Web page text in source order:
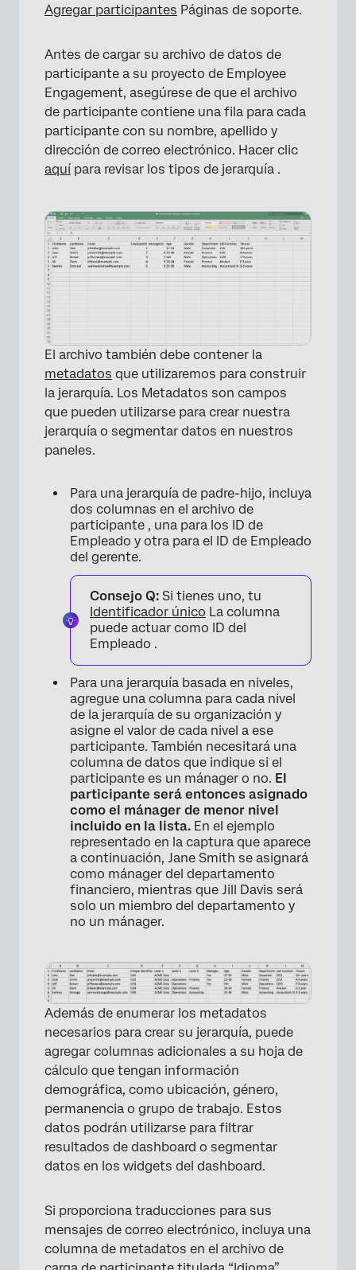
Agregar participantes Páginas de soporte.
Antes de cargar su archivo de datos de
participante a su proyecto de Employee
Engagement, asegúrese de que el archivo
de participante contiene una fila para cada
participante con su nombre, apellido y
dirección de correo electrónico. Hacer clic
aquí para revisar los tipos de jerarquía .
×
El archivo también debe contener la
metadatos que utilizaremos para construir
la jerarquía. Los Metadatos son campos
que pueden utilizarse para crear nuestra
jerarquía o segmentar datos en nuestros
paneles.
Para una jerarquía de padre-hijo, incluya
dos columnas en el archivo de
participante , una para los ID de
Empleado y otra para el ID de Empleado
del gerente.
Consejo Q: Si tienes uno, tu
Identificador único La columna
puede actuar como ID del
Empleado .
Para una jerarquía basada en niveles,
agregue una columna para cada nivel
de la jerarquía de su organización y
asigne el valor de cada nivel a ese
participante. También necesitará una
columna de datos que indique si el
participante es un mánager o no. El
participante será entonces asignado
como el mánager de menor nivel
incluido en la lista. En el ejemplo
representado en la captura que aparece
a continuación, Jane Smith se asignará
como mánager del departamento
financiero, mientras que Jill Davis será
solo un miembro del departamento y
no un mánager.
Además de enumerar los metadatos
necesarios para crear su jerarquía, puede
agregar columnas adicionales a su hoja de
cálculo que tengan información
demográfica, como ubicación, género,
permanencia o grupo de trabajo. Estos
datos podrán utilizarse para filtrar
resultados de dashboard o segmentar
datos en los widgets del dashboard.
Si proporciona traducciones para sus
mensajes de correo electrónico, incluya una
columna de metadatos en el archivo de